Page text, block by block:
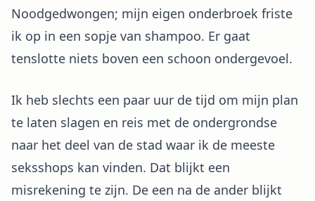
Noodgedwongen; mijn eigen onderbroek friste
ik op in een sopje van shampoo. Er gaat
tenslotte niets boven een schoon ondergevoel.
Ik heb slechts een paar uur de tijd om mijn plan
te laten slagen en reis met de ondergrondse
naar het deel van de stad waar ik de meeste
seksshops kan vinden. Dat blijkt een
misrekening te zijn. De een na de ander blijkt